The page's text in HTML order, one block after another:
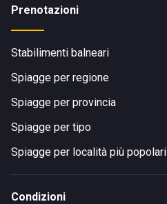
Prenotazioni
Stabilimenti balneari
Spiagge per regione
Spiagge per provincia
Spiagge per tipo
Spiagge per località più popolari
Condizioni